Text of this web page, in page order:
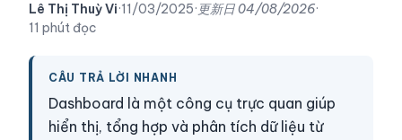
Lê Thị Thuỳ Vi·11/03/2025· 更新日04/08/2026·
11 phút đọc
CÂU TRẢ LỜI NHANH
Dashboard là một công cụ trực quan giúp
hiển thị, tổng hợp và phân tích dữ liệu từ